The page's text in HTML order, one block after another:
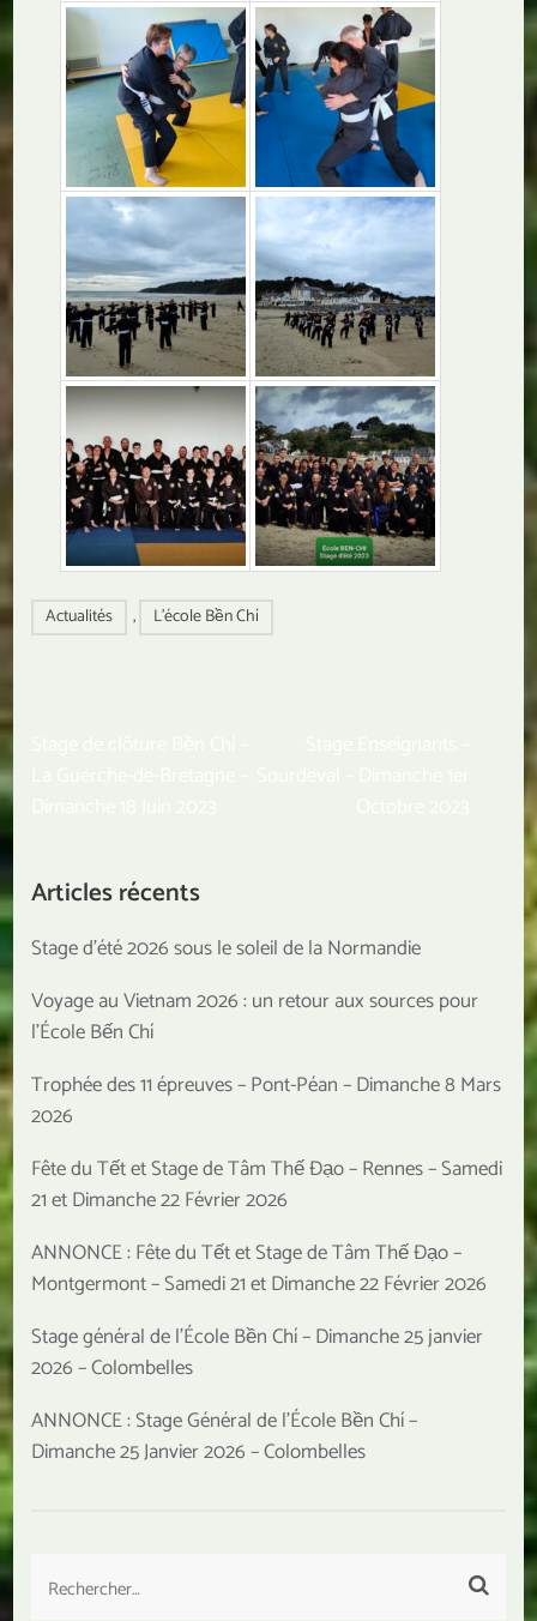
Actualités , L'école Bền Chí
Articles récents
Stage d’été 2026 sous le soleil de la Normandie
Voyage au Vietnam 2026 : un retour aux sources pour
l’École Bến Chí
Trophée des 11 épreuves – Pont-Péan – Dimanche 8 Mars
2026
Fête du Tết et Stage de Tâm Thế Đạo – Rennes – Samedi
21 et Dimanche 22 Février 2026
ANNONCE : Fête du Tết et Stage de Tâm Thế Đạo –
Montgermont – Samedi 21 et Dimanche 22 Février 2026
Stage général de l’École Bền Chí – Dimanche 25 janvier
2026 – Colombelles
ANNONCE : Stage Général de l’École Bền Chí –
Dimanche 25 Janvier 2026 – Colombelles
Rechercher :